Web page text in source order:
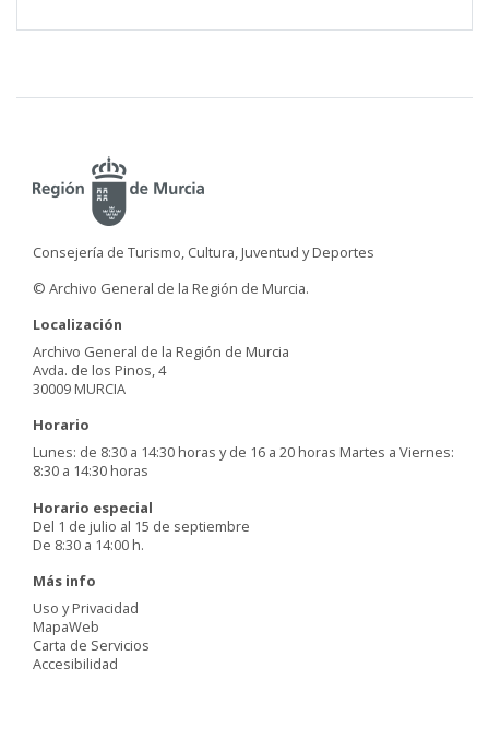
Consejería de Turismo, Cultura, Juventud y Deportes
© Archivo General de la Región de Murcia.
Localización
Archivo General de la Región de Murcia
Avda. de los Pinos, 4
30009 MURCIA
Horario
Lunes: de 8:30 a 14:30 horas y de 16 a 20 horas Martes a Viernes:
8:30 a 14:30 horas
Horario especial
Del 1 de julio al 15 de septiembre
De 8:30 a 14:00 h.
Más info
Uso y Privacidad
MapaWeb
Carta de Servicios
Accesibilidad